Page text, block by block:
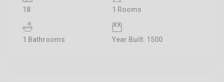
18 1 Rooms
1 Bathrooms Year Built: 1500